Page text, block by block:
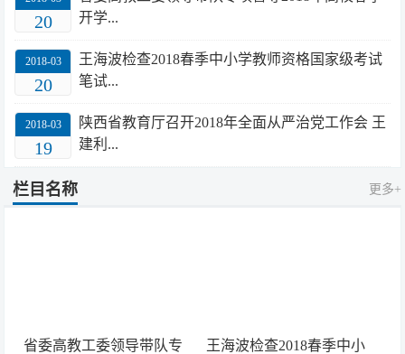
20
开学...
2018-03
20
王海波检查2018春季中小学教师资格国家级考试
笔试...
2018-03
19
陕西省教育厅召开2018年全面从严治党工作会 王
建利...
栏目名称 更多+
省委高教工委领导带队专
王海波检查2018春季中小